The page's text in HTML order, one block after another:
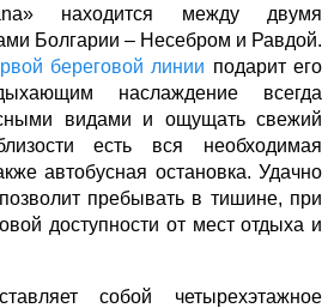
» находится между двумя
Болгарии – Несебром и Равдой.
береговой линии подарит его
наслаждение всегда
видами и ощущать свежий
есть вся необходимая
автобусная остановка. Удачно
пребывать в тишине, при
доступности от мест отдыха и
собой четырехэтажное